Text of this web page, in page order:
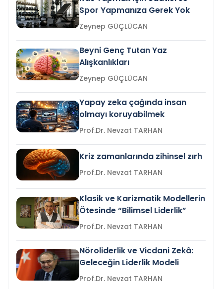
Spor Yapmanıza Gerek Yok
Zeynep GÜÇLÜCAN
Beyni Genç Tutan Yaz
Alışkanlıkları
Zeynep GÜÇLÜCAN
Yapay zeka çağında insan
olmayı koruyabilmek
Prof.Dr. Nevzat TARHAN
Kriz zamanlarında zihinsel zırh
Prof.Dr. Nevzat TARHAN
Klasik ve Karizmatik Modellerin
Ötesinde “Bilimsel Liderlik”
Prof.Dr. Nevzat TARHAN
Nöroliderlik ve Vicdani Zekâ:
Geleceğin Liderlik Modeli
Prof.Dr. Nevzat TARHAN